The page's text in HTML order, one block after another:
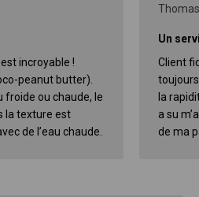
incroyable !
peanut butter).
froide ou chaude, le
la texture est
de l’eau chaude.
Un
Client
la
a su
de ma